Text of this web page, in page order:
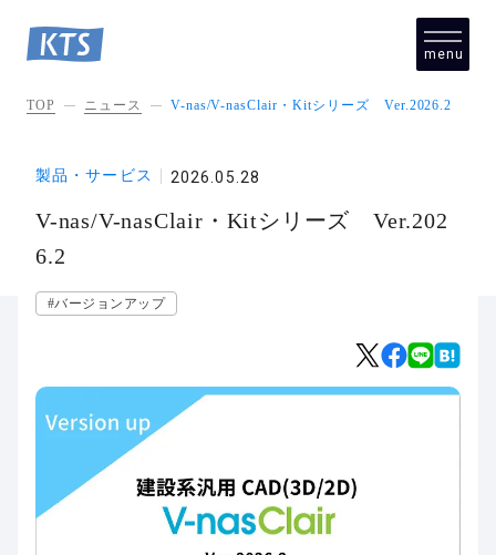
menu
close
TOP ニュース V-nas/V-nasClair・Kitシリーズ Ver.2026.2
製品・サービス 2026.05.28
V-nas/V-nasClair・Kitシリーズ Ver.202
6.2
#バージョンアップ